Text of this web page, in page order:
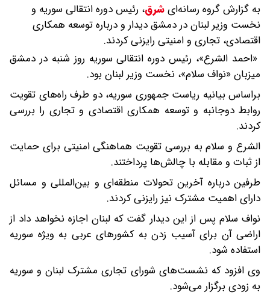
به گزارش گروه رسانه‌ایشرق، رئیس دوره انتقالی سوریه و
نخست وزیر لبنان در دمشق دیدار و درباره توسعه همکاری
اقتصادی، تجاری و امنیتی رایزنی کردند.
«احمد الشرع»، رئیس دوره انتقالی سوریه روز شنبه در دمشق
میزبان «نواف سلام»، نخست وزیر لبنان بود.
براساس بیانیه ریاست جمهوری سوریه، دو طرف راه‌های تقویت
روابط دوجانبه و توسعه همکاری اقتصادی و تجاری را بررسی
کردند.
الشرع و سلام به بررسی تقویت هماهنگی امنیتی برای حمایت
از ثبات و مقابله با چالش‌ها پرداختند.
طرفین درباره آخرین تحولات منطقه‌ای و بین‌المللی و مسائل
دارای اهمیت مشترک نیز رایزنی کردند.
نواف سلام پس از این دیدار گفت که لبنان اجازه نخواهد داد از
اراضی آن برای آسیب زدن به کشورهای عربی به ویژه سوریه
استفاده شود.
وی افزود که نشست‌های شورای تجاری مشترک لبنان و سوریه
به زودی برگزار می‌شود.